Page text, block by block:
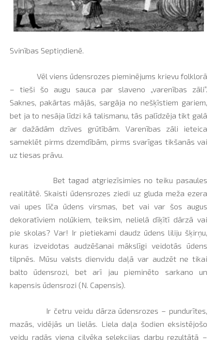
Svinības Septiņdienē.
Vēl viens ūdensrozes pieminējums krievu folklorā
– tieši šo augu sauca par slaveno „varenības zāli”.
Saknes, pakārtas mājās, sargāja no nešķīstiem gariem,
bet ja to nesāja līdzi kā talismanu, tās palīdzēja tikt galā
ar dažādām dzīves grūtībām. Varenības zāli ieteica
sameklēt pirms dzemdībām, pirms svarīgas tikšanās vai
uz tiesas prāvu.
Bet tagad atgriezīsimies no teiku pasaules
realitātē. Skaisti ūdensrozes ziedi uz gluda meža ezera
vai upes līča ūdens virsmas, bet vai var šos augus
dekoratīviem nolūkiem, teiksim, nelielā dīķītī dārzā vai
pie skolas? Var! Ir pietiekami daudz ūdens liliju šķirņu,
kuras izveidotas audzēšanai mākslīgi veidotās ūdens
tilpnēs. Mūsu valsts dienvidu daļā var audzēt ne tikai
balto ūdensrozi, bet arī jau pieminēto sarkano un
kapensis ūdensrozi (N. Capensis).
Ir četru veidu dārza ūdensrozes – pundurītes,
mazās, vidējās un lielās. Liela daļa šodien eksistējošo
veidu radās viena cilvēka selekcijas darbu rezultātā –